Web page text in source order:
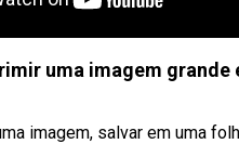
uma imagem grande
imagem, salvar em uma